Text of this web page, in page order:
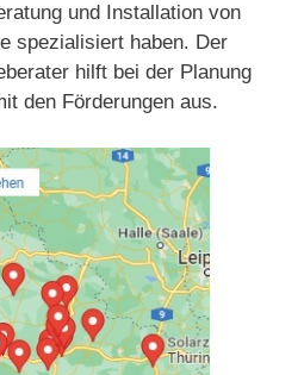
und Installation von
spezialisiert haben. Der
hilft bei der Planung
den Förderungen aus.